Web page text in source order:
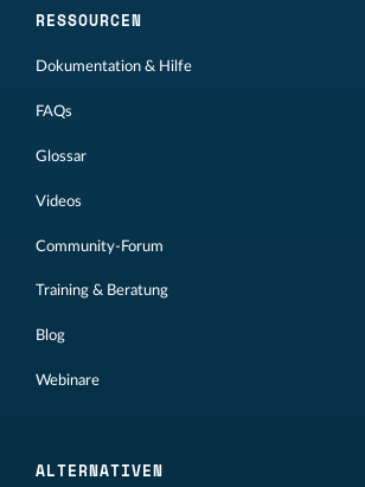
RESSOURCEN
Dokumentation & Hilfe
FAQs
Glossar
Videos
Community-Forum
Training & Beratung
Blog
Webinare
ALTERNATIVEN